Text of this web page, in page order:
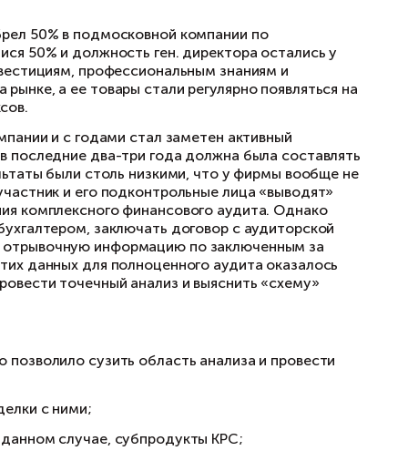
и его подконтрольные лица «выводят»
6 лет назад приобрел 50% в
за оставшимися 50% и должность
и благодаря его инвестициям,
известность на рынке, а ее товары
и торговых комплексов.
на развитие компании и с годами
прибыль компании в последние два-три
что второй участник и его
путем проведения комплексного
и главным бухгалтером,
лишь некоторую отрывочную
версию бухучета. Этих данных для